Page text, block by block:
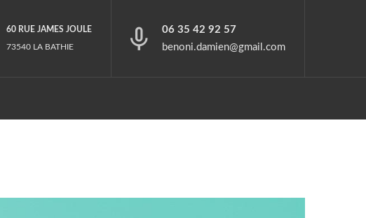
60 RUE JAMES JOULE
73540 LA BATHIE
06 35 42 92 57
benoni.damien@gmail.com